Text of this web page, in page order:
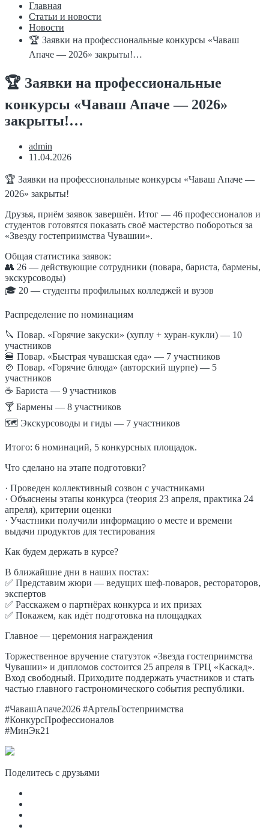
Главная
Статьи и новости
Новости
🏆 Заявки на профессиональные конкурсы «Чаваш
Апаче — 2026» закрыты!…
🏆 Заявки на профессиональные
конкурсы «Чаваш Апаче — 2026»
закрыты!…
admin
11.04.2026
🏆 Заявки на профессиональные конкурсы «Чаваш Апаче —
2026» закрыты!
Друзья, приём заявок завершён. Итог — 46 профессионалов и
студентов готовятся показать своё мастерство побороться за
«Звезду гостеприимства Чувашии».
Общая статистика заявок:
👥 26 — действующие сотрудники (повара, бариста, бармены,
экскурсоводы)
🎓 20 — студенты профильных колледжей и вузов
Распределение по номинациям
🔪 Повар. «Горячие закуски» (хуплу + хуран-кукли) — 10
участников
🍔 Повар. «Быстрая чувашская еда» — 7 участников
🍲 Повар. «Горячие блюда» (авторский шурпе) — 5
участников
☕ Бариста — 9 участников
🍸 Бармены — 8 участников
🗺️ Экскурсоводы и гиды — 7 участников
Итого: 6 номинаций, 5 конкурсных площадок.
Что сделано на этапе подготовки?
· Проведен коллективный созвон с участниками
· Объяснены этапы конкурса (теория 23 апреля, практика 24
апреля), критерии оценки
· Участники получили информацию о месте и времени
выдачи продуктов для тестирования
Как будем держать в курсе?
В ближайшие дни в наших постах:
✅ Представим жюри — ведущих шеф-поваров, рестораторов,
экспертов
✅ Расскажем о партнёрах конкурса и их призах
✅ Покажем, как идёт подготовка на площадках
Главное — церемония награждения
Торжественное вручение статуэток «Звезда гостеприимства
Чувашии» и дипломов состоится 25 апреля в ТРЦ «Каскад».
Вход свободный. Приходите поддержать участников и стать
частью главного гастрономического события республики.
#ЧавашАпаче2026 #АртельГостеприимства
#КонкурсПрофессионалов
#МинЭк21
Поделитесь с друзьями